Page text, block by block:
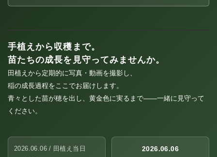
手植えから収穫まで。
苗たちの成長を見守ってみませんか。
田植えから定期的に写真・動画を撮影し、
稲の成長過程をここでお届けします。
青々とした苗が穂を出し、黄金色に実るまで——一緒に見守って
ください。
2026.06.06 / 田植え当日 2026.06.06